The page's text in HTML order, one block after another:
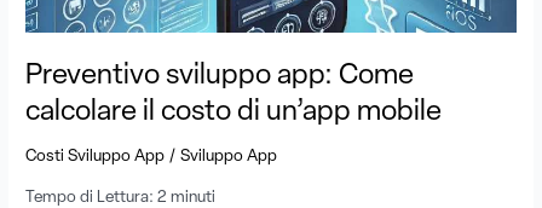
Preventivo sviluppo app: Come
calcolare il costo di un’app mobile
Costi Sviluppo App /Sviluppo App
Tempo di Lettura:2 minuti
mobile